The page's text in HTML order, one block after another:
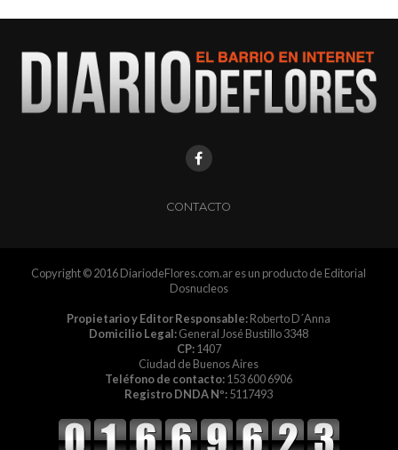
CONTACTO
Copyright © 2016 DiariodeFlores.com.ar es un producto de Editorial
Dosnucleos
Propietario y Editor Responsable:Roberto D´Anna
Domicilio Legal:General José Bustillo 3348
CP:1407
Ciudad de Buenos Aires
Teléfono de contacto:153 600 6906
Registro DNDA Nº:5117493